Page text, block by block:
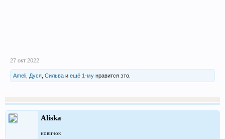
27 окт 2022
Ameli Дуся Сильва и ещё 1-му нравится это.
Aliska
новичок